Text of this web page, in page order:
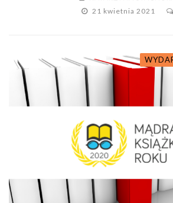
21 kwietnia 2021